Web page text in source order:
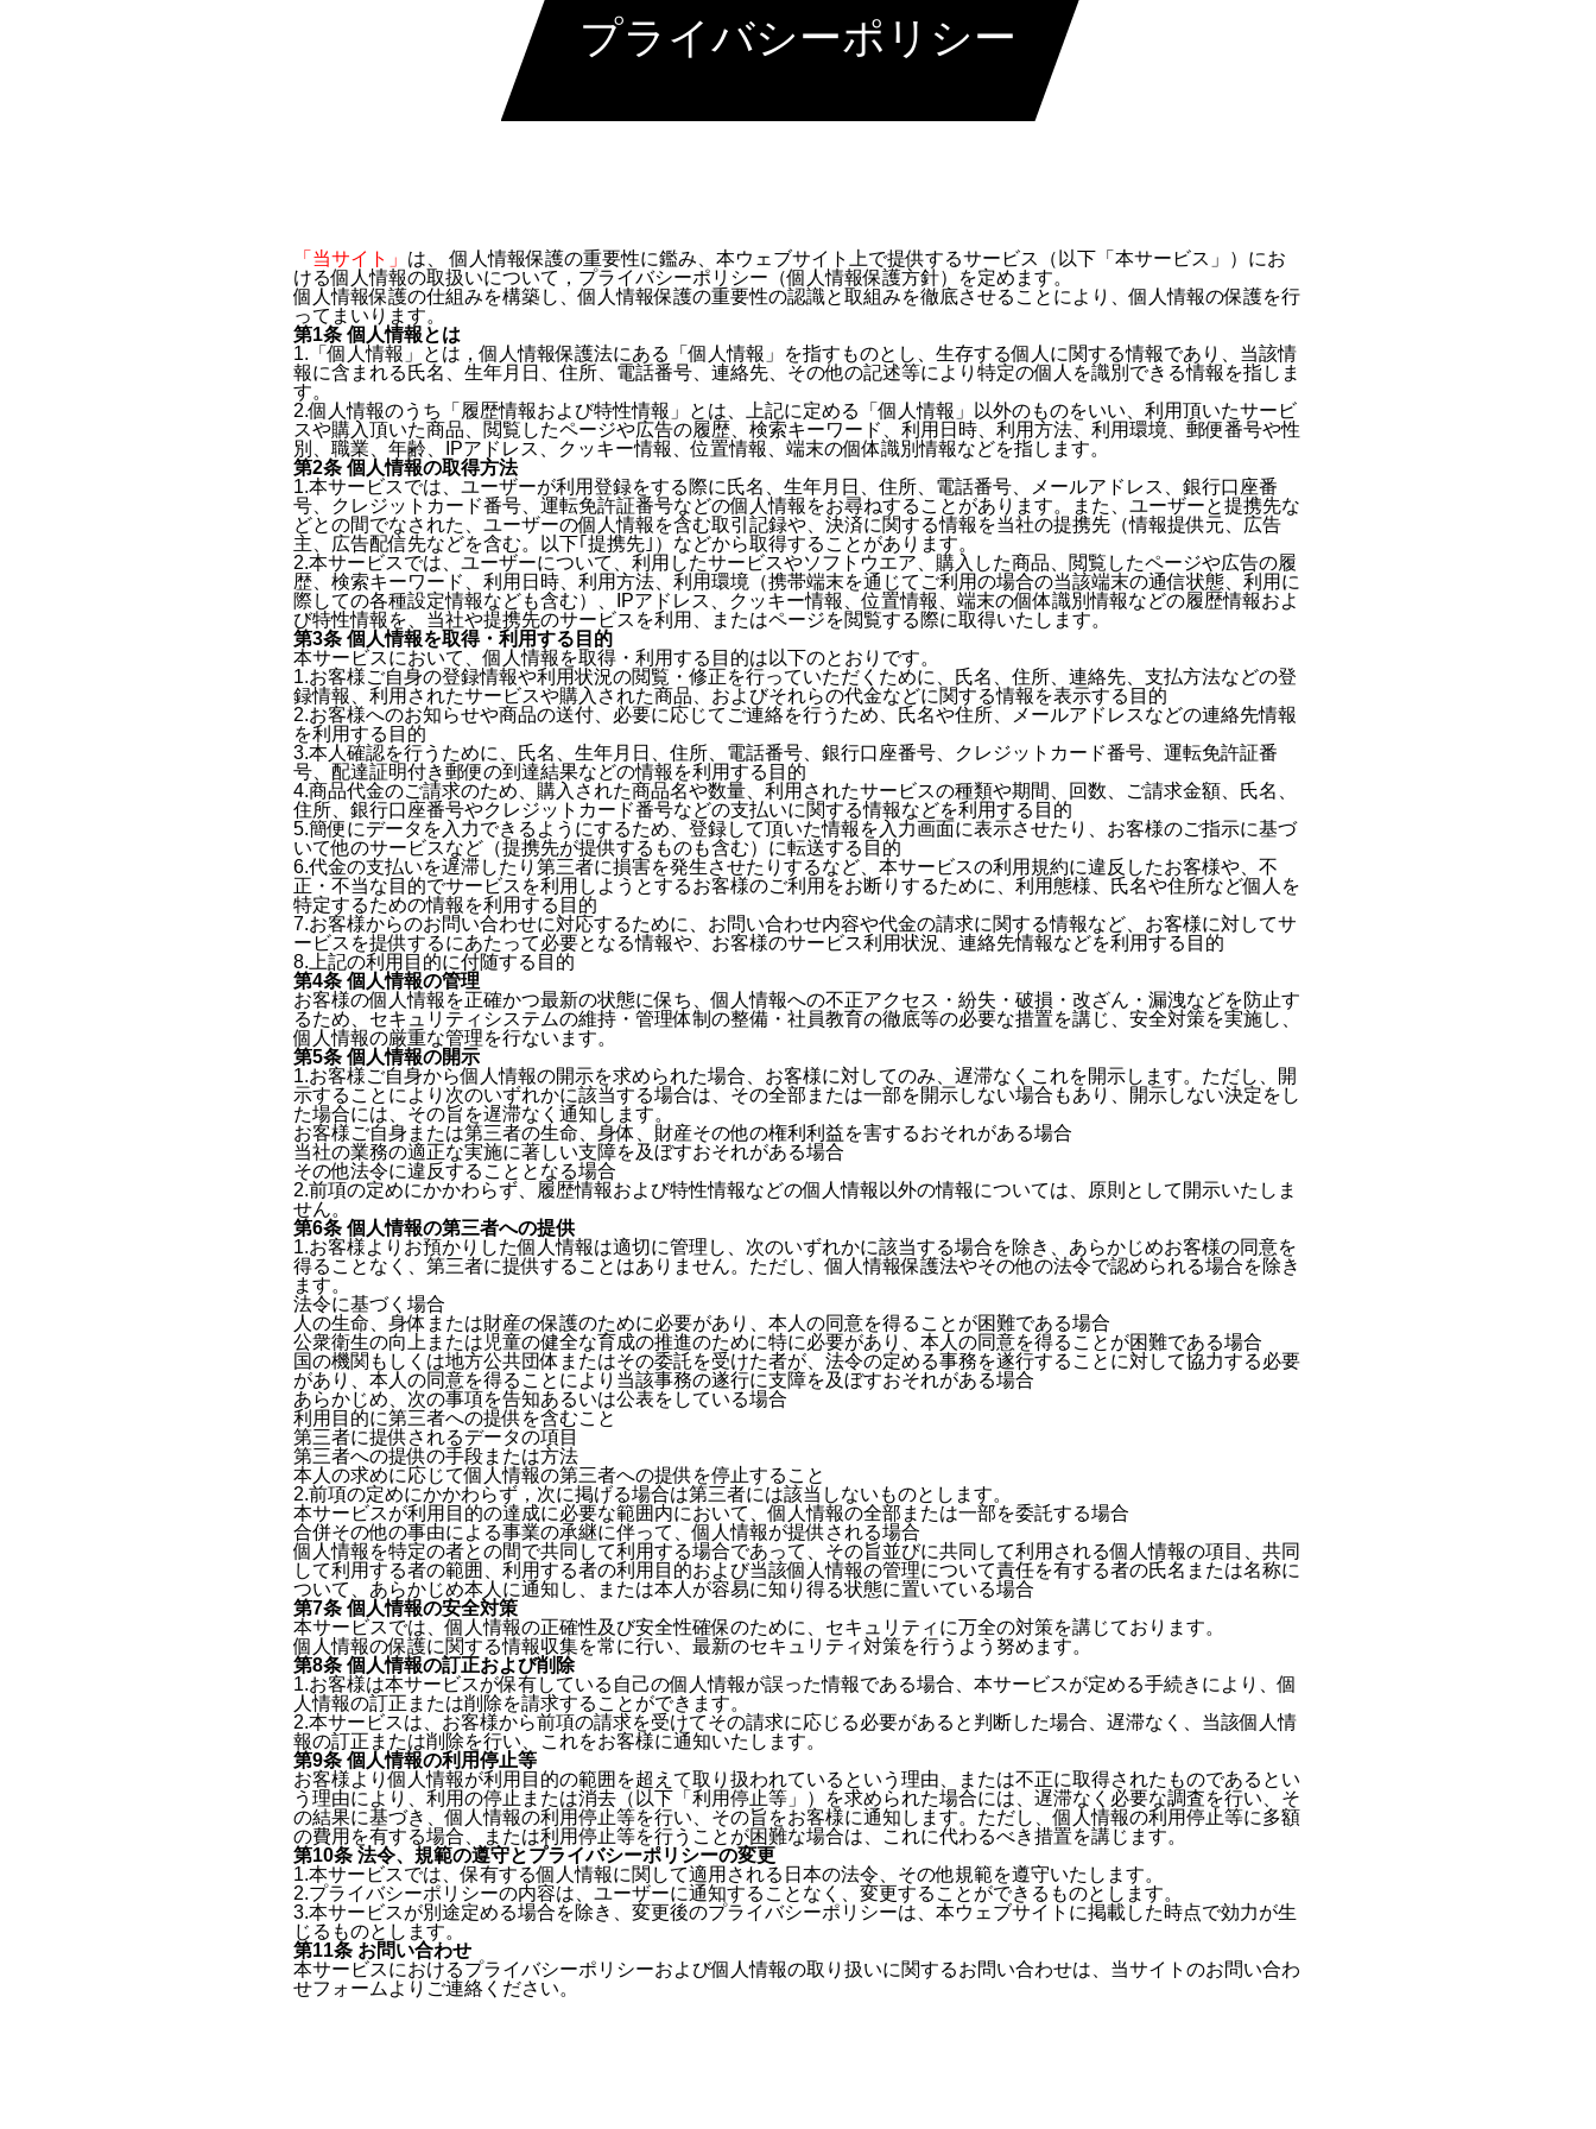
プライバシーポリシー
「当サイト」 は、 個人情報保護の重要性に鑑み、本ウェブサイト上で提供するサービス（以下「本サービス」）にお
ける個人情報の取扱いについて，プライバシーポリシー（個人情報保護方針）を定めます。
個人情報保護の仕組みを構築し、個人情報保護の重要性の認識と取組みを徹底させることにより、個人情報の保護を行
ってまいります。
第1条 個人情報とは
1.「個人情報」とは，個人情報保護法にある「個人情報」を指すものとし、生存する個人に関する情報であり、当該情
報に含まれる氏名、生年月日、住所、電話番号、連絡先、その他の記述等により特定の個人を識別できる情報を指しま
す。
2.個人情報のうち「履歴情報および特性情報」とは、上記に定める「個人情報」以外のものをいい、利用頂いたサービ
スや購入頂いた商品、閲覧したページや広告の履歴、検索キーワード、利用日時、利用方法、利用環境、郵便番号や性
別、職業、年齢、IPアドレス、クッキー情報、位置情報、端末の個体識別情報などを指します。
第2条 個人情報の取得方法
1.本サービスでは、ユーザーが利用登録をする際に氏名、生年月日、住所、電話番号、メールアドレス、銀行口座番
号、クレジットカード番号、運転免許証番号などの個人情報をお尋ねすることがあります。また、ユーザーと提携先な
どとの間でなされた、ユーザーの個人情報を含む取引記録や、決済に関する情報を当社の提携先（情報提供元、広告
主、広告配信先などを含む。以下｢提携先｣）などから取得することがあります。
2.本サービスでは、ユーザーについて、利用したサービスやソフトウエア、購入した商品、閲覧したページや広告の履
歴、検索キーワード、利用日時、利用方法、利用環境（携帯端末を通じてご利用の場合の当該端末の通信状態、利用に
際しての各種設定情報なども含む）、IPアドレス、クッキー情報、位置情報、端末の個体識別情報などの履歴情報およ
び特性情報を、当社や提携先のサービスを利用、またはページを閲覧する際に取得いたします。
第3条 個人情報を取得・利用する目的
本サービスにおいて、個人情報を取得・利用する目的は以下のとおりです。
1.お客様ご自身の登録情報や利用状況の閲覧・修正を行っていただくために、氏名、住所、連絡先、支払方法などの登
録情報、利用されたサービスや購入された商品、およびそれらの代金などに関する情報を表示する目的
2.お客様へのお知らせや商品の送付、必要に応じてご連絡を行うため、氏名や住所、メールアドレスなどの連絡先情報
を利用する目的
3.本人確認を行うために、氏名、生年月日、住所、電話番号、銀行口座番号、クレジットカード番号、運転免許証番
号、配達証明付き郵便の到達結果などの情報を利用する目的
4.商品代金のご請求のため、購入された商品名や数量、利用されたサービスの種類や期間、回数、ご請求金額、氏名、
住所、銀行口座番号やクレジットカード番号などの支払いに関する情報などを利用する目的
5.簡便にデータを入力できるようにするため、登録して頂いた情報を入力画面に表示させたり、お客様のご指示に基づ
いて他のサービスなど（提携先が提供するものも含む）に転送する目的
6.代金の支払いを遅滞したり第三者に損害を発生させたりするなど、本サービスの利用規約に違反したお客様や、不
正・不当な目的でサービスを利用しようとするお客様のご利用をお断りするために、利用態様、氏名や住所など個人を
特定するための情報を利用する目的
7.お客様からのお問い合わせに対応するために、お問い合わせ内容や代金の請求に関する情報など、お客様に対してサ
ービスを提供するにあたって必要となる情報や、お客様のサービス利用状況、連絡先情報などを利用する目的
8.上記の利用目的に付随する目的
第4条 個人情報の管理
お客様の個人情報を正確かつ最新の状態に保ち、個人情報への不正アクセス・紛失・破損・改ざん・漏洩などを防止す
るため、セキュリティシステムの維持・管理体制の整備・社員教育の徹底等の必要な措置を講じ、安全対策を実施し、
個人情報の厳重な管理を行ないます。
第5条 個人情報の開示
1.お客様ご自身から個人情報の開示を求められた場合、お客様に対してのみ、遅滞なくこれを開示します。ただし、開
示することにより次のいずれかに該当する場合は、その全部または一部を開示しない場合もあり、開示しない決定をし
た場合には、その旨を遅滞なく通知します。
お客様ご自身または第三者の生命、身体、財産その他の権利利益を害するおそれがある場合
当社の業務の適正な実施に著しい支障を及ぼすおそれがある場合
その他法令に違反することとなる場合
2.前項の定めにかかわらず、履歴情報および特性情報などの個人情報以外の情報については、原則として開示いたしま
せん。
第6条 個人情報の第三者への提供
1.お客様よりお預かりした個人情報は適切に管理し、次のいずれかに該当する場合を除き、あらかじめお客様の同意を
得ることなく、第三者に提供することはありません。ただし、個人情報保護法やその他の法令で認められる場合を除き
ます。
法令に基づく場合
人の生命、身体または財産の保護のために必要があり、本人の同意を得ることが困難である場合
公衆衛生の向上または児童の健全な育成の推進のために特に必要があり、本人の同意を得ることが困難である場合
国の機関もしくは地方公共団体またはその委託を受けた者が、法令の定める事務を遂行することに対して協力する必要
があり、本人の同意を得ることにより当該事務の遂行に支障を及ぼすおそれがある場合
あらかじめ、次の事項を告知あるいは公表をしている場合
利用目的に第三者への提供を含むこと
第三者に提供されるデータの項目
第三者への提供の手段または方法
本人の求めに応じて個人情報の第三者への提供を停止すること
2.前項の定めにかかわらず，次に掲げる場合は第三者には該当しないものとします。
本サービスが利用目的の達成に必要な範囲内において、個人情報の全部または一部を委託する場合
合併その他の事由による事業の承継に伴って、個人情報が提供される場合
個人情報を特定の者との間で共同して利用する場合であって、その旨並びに共同して利用される個人情報の項目、共同
して利用する者の範囲、利用する者の利用目的および当該個人情報の管理について責任を有する者の氏名または名称に
ついて、あらかじめ本人に通知し、または本人が容易に知り得る状態に置いている場合
第7条 個人情報の安全対策
本サービスでは、個人情報の正確性及び安全性確保のために、セキュリティに万全の対策を講じております。
個人情報の保護に関する情報収集を常に行い、最新のセキュリティ対策を行うよう努めます。
第8条 個人情報の訂正および削除
1.お客様は本サービスが保有している自己の個人情報が誤った情報である場合、本サービスが定める手続きにより、個
人情報の訂正または削除を請求することができます。
2.本サービスは、お客様から前項の請求を受けてその請求に応じる必要があると判断した場合、遅滞なく、当該個人情
報の訂正または削除を行い、これをお客様に通知いたします。
第9条 個人情報の利用停止等
お客様より個人情報が利用目的の範囲を超えて取り扱われているという理由、または不正に取得されたものであるとい
う理由により、利用の停止または消去（以下「利用停止等」）を求められた場合には、遅滞なく必要な調査を行い、そ
の結果に基づき、個人情報の利用停止等を行い、その旨をお客様に通知します。ただし、個人情報の利用停止等に多額
の費用を有する場合、または利用停止等を行うことが困難な場合は、これに代わるべき措置を講じます。
第10条 法令、規範の遵守とプライバシーポリシーの変更
1.本サービスでは、保有する個人情報に関して適用される日本の法令、その他規範を遵守いたします。
2.プライバシーポリシーの内容は、ユーザーに通知することなく、変更することができるものとします。
3.本サービスが別途定める場合を除き、変更後のプライバシーポリシーは、本ウェブサイトに掲載した時点で効力が生
じるものとします。
第11条 お問い合わせ
本サービスにおけるプライバシーポリシーおよび個人情報の取り扱いに関するお問い合わせは、当サイトのお問い合わ
せフォームよりご連絡ください。